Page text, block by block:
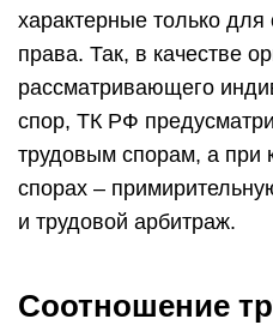
характерные только для
права. Так, в качестве
рассматривающего
спор, ТК РФ
трудовым спорам, а при
спорах –
и трудовой арбитраж.
Соотношение